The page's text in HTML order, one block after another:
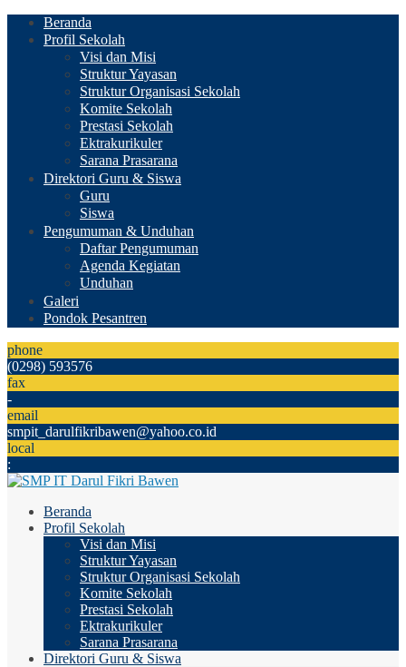
Beranda
Profil Sekolah
Visi dan Misi
Struktur Yayasan
Struktur Organisasi Sekolah
Komite Sekolah
Prestasi Sekolah
Ektrakurikuler
Sarana Prasarana
Direktori Guru & Siswa
Guru
Siswa
Pengumuman & Unduhan
Daftar Pengumuman
Agenda Kegiatan
Unduhan
Galeri
Pondok Pesantren
phone
(0298) 593576
fax
-
email
smpit_darulfikribawen@yahoo.co.id
local
:
Beranda
Profil Sekolah
Visi dan Misi
Struktur Yayasan
Struktur Organisasi Sekolah
Komite Sekolah
Prestasi Sekolah
Ektrakurikuler
Sarana Prasarana
Direktori Guru & Siswa